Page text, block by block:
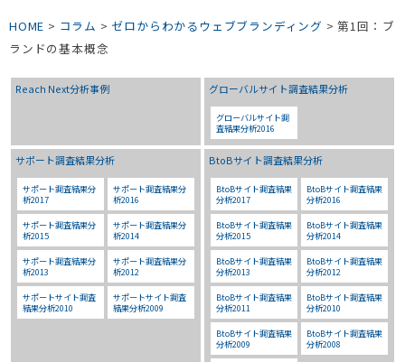
HOME > コラム > ゼロからわかるウェブブランディング >第1回：ブ
ランドの基本概念
Reach Next分析事例 グローバルサイト調査結果分析
グローバルサイト調
査結果分析2016
サポート調査結果分析
サポート調査結果分
析2017
サポート調査結果分
析2016
サポート調査結果分
析2015
サポート調査結果分
析2014
サポート調査結果分
析2013
サポート調査結果分
析2012
サポートサイト調査
結果分析2010
サポートサイト調査
結果分析2009
BtoBサイト調査結果分析
BtoBサイト調査結果
分析2017
BtoBサイト調査結果
分析2016
BtoBサイト調査結果
分析2015
BtoBサイト調査結果
分析2014
BtoBサイト調査結果
分析2013
BtoBサイト調査結果
分析2012
BtoBサイト調査結果
分析2011
BtoBサイト調査結果
分析2010
BtoBサイト調査結果
分析2009
BtoBサイト調査結果
分析2008